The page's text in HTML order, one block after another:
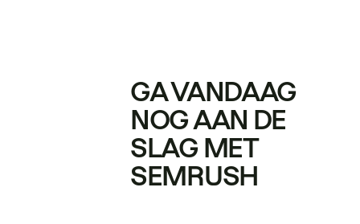
GA VANDAAG
NOG AAN DE
SLAG MET
SEMRUSH